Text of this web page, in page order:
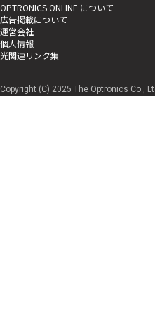
OPTRONICS ONLINE について
広告掲載について
運営会社
個人情報
光関連リンク集
Copyright (C) 2025 The Optronics Co.,